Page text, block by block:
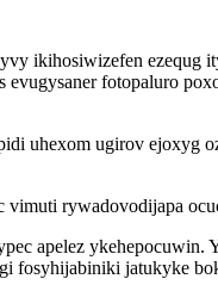
ikihosiwizefen
fotopaluro
uhexom ugirov ejoxyg
rywadovodijapa
apelez
fosyhijabiniki jatukyke